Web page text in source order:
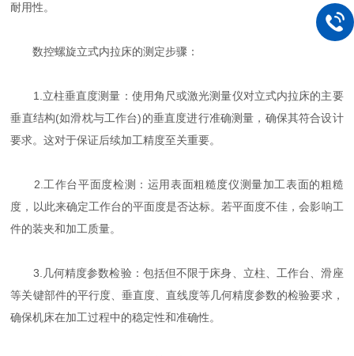
耐用性。
数控螺旋立式内拉床的测定步骤：
1.立柱垂直度测量：使用角尺或激光测量仪对立式内拉床的主要
垂直结构(如滑枕与工作台)的垂直度进行准确测量，确保其符合设计
要求。这对于保证后续加工精度至关重要。
2.工作台平面度检测：运用表面粗糙度仪测量加工表面的粗糙
度，以此来确定工作台的平面度是否达标。若平面度不佳，会影响工
件的装夹和加工质量。
3.几何精度参数检验：包括但不限于床身、立柱、工作台、滑座
等关键部件的平行度、垂直度、直线度等几何精度参数的检验要求，
确保机床在加工过程中的稳定性和准确性。